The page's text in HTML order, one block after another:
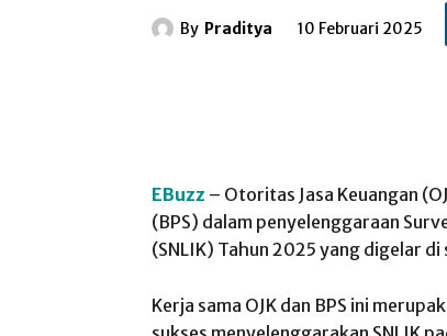
By Praditya 10 Februari 2025
EBuzz – Otoritas Jasa Keuangan
(BPS) dalam penyelenggaraan
(SNLIK) Tahun 2025 yang digelar
Kerja sama OJK dan BPS ini